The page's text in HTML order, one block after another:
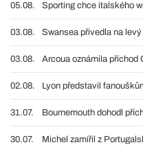
05.08. Sporting chce italského
03.08. Swansea přivedla na
03.08. Arcoua oznámila příchod
02.08. Lyon představil
31.07. Bournemouth dohodl
30.07. Michel zamířil z